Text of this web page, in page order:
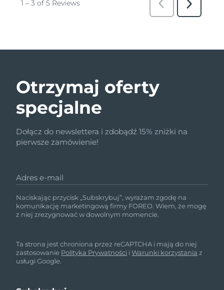
Otrzymaj oferty
specjalne
Dołącz do newslettera i zdobądź 15% zniżki na
pierwsze zamówienie!
Adres e-mail
Naciskając przycisk „Subskrybuj”, wyrażam zgodę na
komunikację marketingową firmy FOREO. Wiem, że mogę
z niej zrezygnować w dowolnym momencie.
Ta strona jest chroniona przez reCAPTCHA i mają do niej
zastosowanie Polityka Prywatności iWarunki korzystania z
usługi Google.